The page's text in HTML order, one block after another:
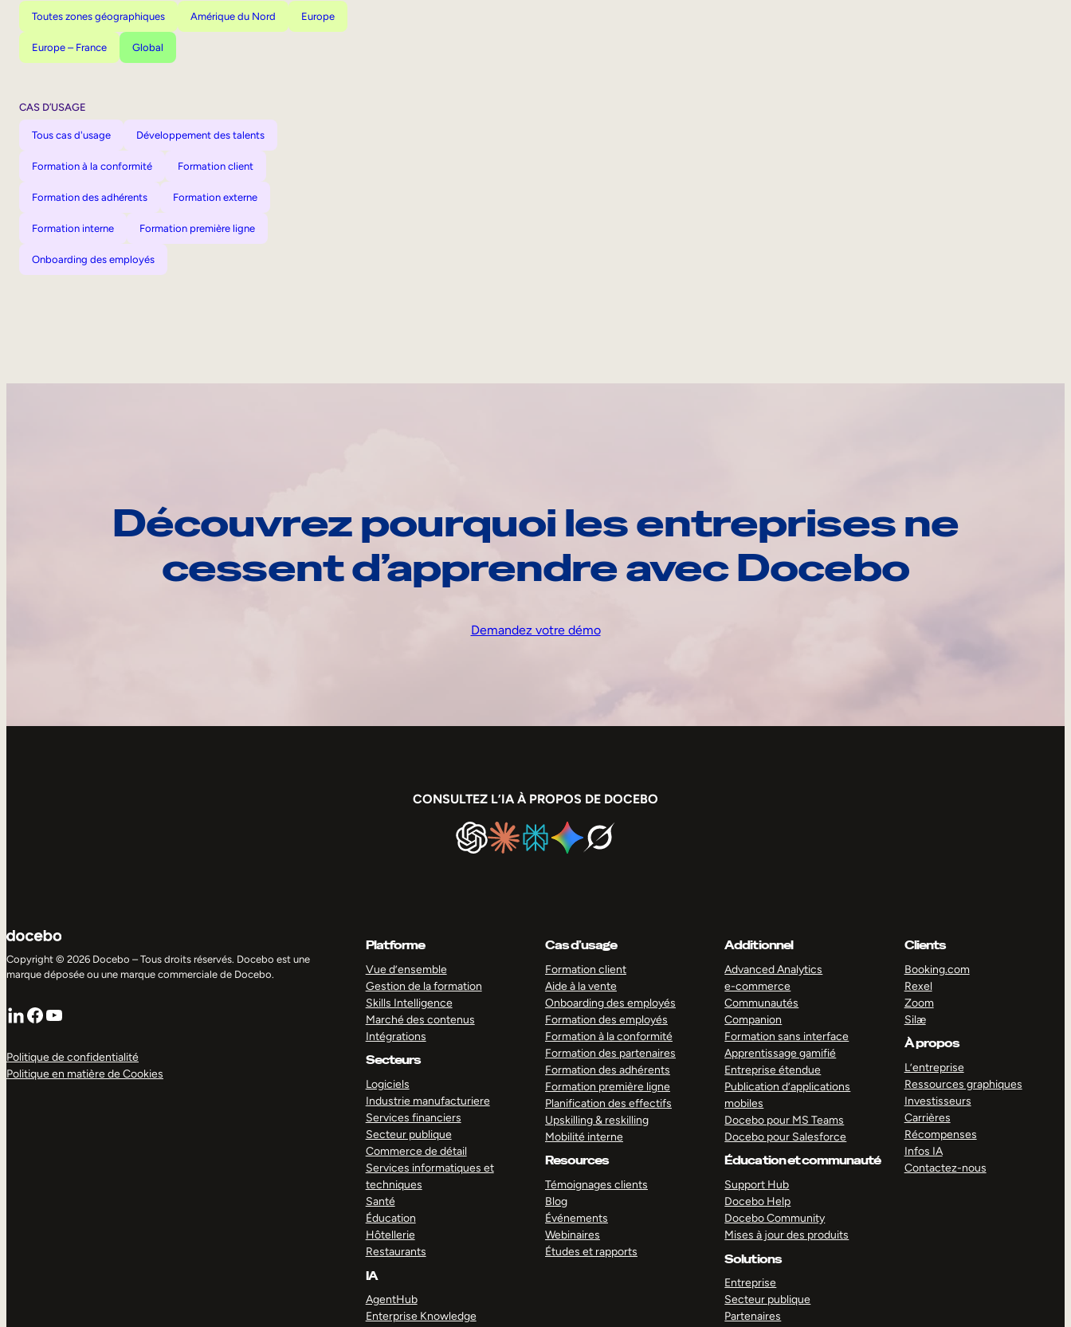
Toutes zones géographiques Amérique du Nord Europe
Europe – France Global
CAS D’USAGE
Tous cas d'usage Développement des talents
Formation à la conformité Formation client
Formation des adhérents Formation externe
Formation interne Formation première ligne
Onboarding des employés
Découvrez pourquoi les entreprises ne
cessent d’apprendre avec Docebo
Demandez votre démo
CONSULTEZ L’IA À PROPOS DE DOCEBO
Copyright © 2026 Docebo – Tous droits réservés. Docebo est une
marque déposée ou une marque commerciale de Docebo.
LinkedIn
Facebook
YouTube
Politique de confidentialité
Politique en matière de Cookies
Platforme
Vue d’ensemble
Gestion de la formation
Skills Intelligence
Marché des contenus
Intégrations
Secteurs
Logiciels
Industrie manufacturiere
Services financiers
Secteur publique
Commerce de détail
Services informatiques et
techniques
Santé
Éducation
Hôtellerie
Restaurants
IA
AgentHub
Enterprise Knowledge
Cas d’usage
Formation client
Aide à la vente
Onboarding des employés
Formation des employés
Formation à la conformité
Formation des partenaires
Formation des adhérents
Formation première ligne
Planification des effectifs
Upskilling & reskilling
Mobilité interne
Resources
Témoignages clients
Blog
Événements
Webinaires
Études et rapports
Additionnel
Advanced Analytics
e-commerce
Communautés
Companion
Formation sans interface
Apprentissage gamifié
Entreprise étendue
Publication d’applications
mobiles
Docebo pour MS Teams
Docebo pour Salesforce
Éducation et communauté
Support Hub
Docebo Help
Docebo Community
Mises à jour des produits
Solutions
Entreprise
Secteur publique
Partenaires
Clients
Booking.com
Rexel
Zoom
Silæ
À propos
L’entreprise
Ressources graphiques
Investisseurs
Carrières
Récompenses
Infos IA
Contactez-nous